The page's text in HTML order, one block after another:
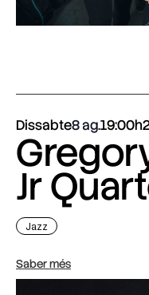
Dissabte8 ag.19:00h
Jr
Jazz
Saber més